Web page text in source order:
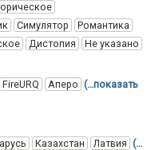
Симулятор
Романтика
Дистопия Не указано
FireURQ Аперо (…показать
Казахстан Латвия (…